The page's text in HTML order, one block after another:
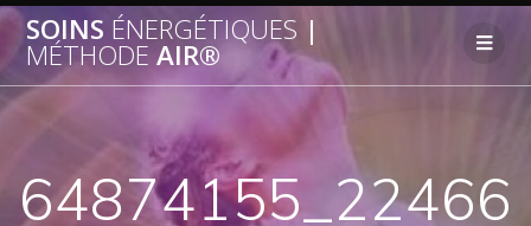
SOINS ÉNERGÉTIQUES |
MÉTHODEAIR®
64874155_22466